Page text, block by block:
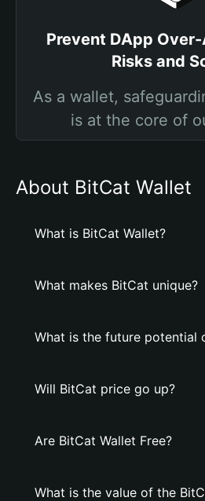
Prevent DApp
Risks and
As a wallet,
is at the core of
About BitCat Wallet
What is BitCat Wallet?
What makes BitCat unique?
What is the future potential
Will BitCat price go up?
Are BitCat Wallet Free?
What is the value of the